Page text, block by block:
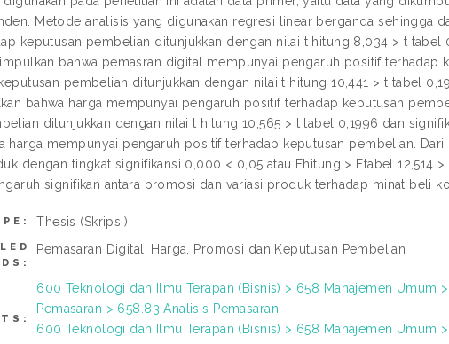
Metode analisis yang digunakan regresi linear berganda sehingga
keputusan pembelian ditunjukkan dengan nilai t hitung 8,034 > t tabel
bahwa pemasran digital mempunyai pengaruh positif terhadap
pembelian ditunjukkan dengan nilai t hitung 10,441 > t tabel
bahwa harga mempunyai pengaruh positif terhadap keputusan
ditunjukkan dengan nilai t hitung 10,565 > t tabel 0,1996 dan
harga mempunyai pengaruh positif terhadap keputusan pembelian.
dengan tingkat signifikansi 0,000 < 0,05 atau Fhitung > Ftabel 12,514
signifikan antara promosi dan variasi produk terhadap minat beli
Thesis (Skripsi)
Pemasaran Digital, Harga, Promosi dan Keputusan Pembelian
600 Teknologi dan Ilmu Terapan (Bisnis) > 658 Manajemen Umum
Pemasaran > 658.83 Analisis Pemasaran
600 Teknologi dan Ilmu Terapan (Bisnis) > 658 Manajemen Umum